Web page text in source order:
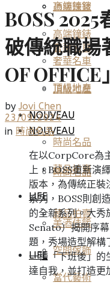
高端鐘錶
奢華名車
頂級地產
NOUVEAU
時尚名品
藏品拍賣
LIFE
頂級珠寶
高端鐘錶
奢華名車
頂級地產
NOUVEAU
時尚名品
藏品拍賣
LIFE
美酒佳餚
空間傢飾
當代藝術
BOSS
破傳統職場
OF OFFICE
by Jovi Chen
23/09/2024
in 時尚名品
在以CorpCore為
上，BOSS重新演
版本，為傳統正裝
系列，BOSS則創
的全新系列。大
Senato）揭開序
題，秀場造型解構
一種「下班後」的
達自我，並打造更